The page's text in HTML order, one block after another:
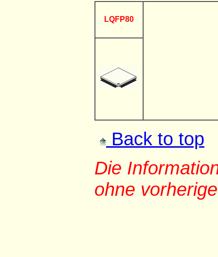
LQFP80
Back to top
Die
ohne